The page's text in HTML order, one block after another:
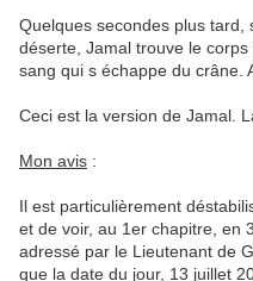
Quelques secondes plus tard,
déserte, Jamal trouve le
sang qui s échappe du crâne.
Ceci est la version de Jamal.
Mon avis :
Il est particulièrement
et de voir, au 1er chapitre, en
adressé par le Lieutenant de
que la date du jour, 13 juillet